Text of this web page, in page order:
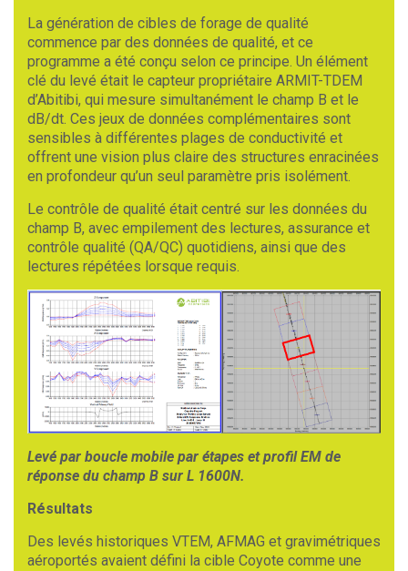
La génération de cibles de forage de qualité
commence par des données de qualité, et ce
programme a été conçu selon ce principe. Un élément
clé du levé était le capteur propriétaire ARMIT-TDEM
d’Abitibi, qui mesure simultanément le champ B et le
dB/dt. Ces jeux de données complémentaires sont
sensibles à différentes plages de conductivité et
offrent une vision plus claire des structures enracinées
en profondeur qu’un seul paramètre pris isolément.
Le contrôle de qualité était centré sur les données du
champ B, avec empilement des lectures, assurance et
contrôle qualité (QA/QC) quotidiens, ainsi que des
lectures répétées lorsque requis.
Levé par boucle mobile par étapes et profil EM de
réponse du champ B sur L 1600N.
Résultats
Des levés historiques VTEM, AFMAG et gravimétriques
aéroportés avaient défini la cible Coyote comme une